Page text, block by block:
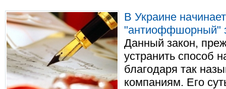
В Украине
"антиоффшорный"
Данный закон,
устранить способ
благодаря так
компаниям. Его